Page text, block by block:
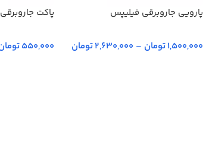
پارویی جاروبرقی فیلیپس
1,500,000 تومان – 2,630,000 تومان
پاکت جاروبرقی aeg vx9
550,000 تومان